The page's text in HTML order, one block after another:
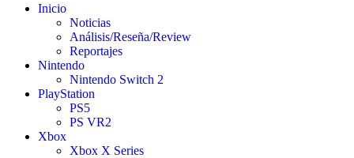
Inicio
Noticias
Análisis/Reseña/Review
Reportajes
Nintendo
Nintendo Switch 2
PlayStation
PS5
PS VR2
Xbox
Xbox X Series